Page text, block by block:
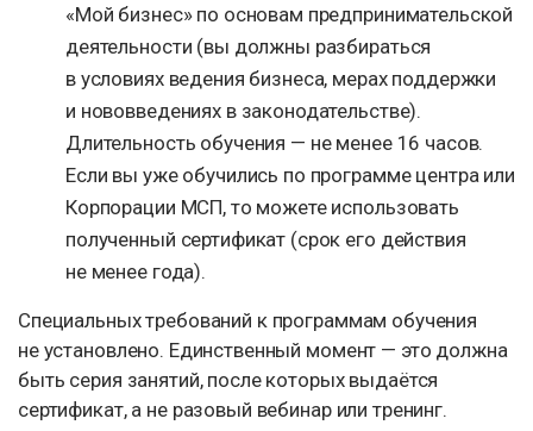
«Мой бизнес» по основам предпринимательской
деятельности (вы должны разбираться
в условиях ведения бизнеса, мерах поддержки
и нововведениях в законодательстве).
Длительность обучения — не менее 16 часов.
Если вы уже обучились по программе центра или
Корпорации МСП, то можете использовать
полученный сертификат (срок его действия
не менее года).
Специальных требований к программам обучения
не установлено. Единственный момент — это должна
быть серия занятий, после которых выдаётся
сертификат, а не разовый вебинар или тренинг.